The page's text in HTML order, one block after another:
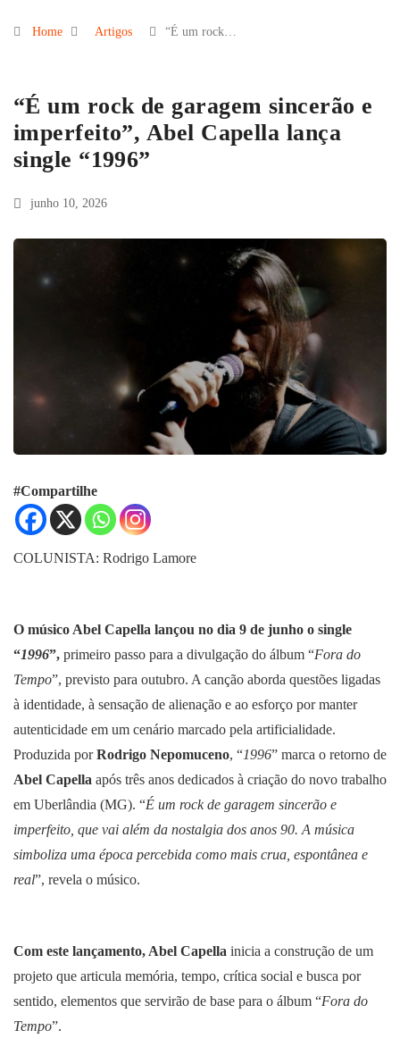
Home Artigos “É um rock…
“É um rock de garagem sincerão e
imperfeito”, Abel Capella lança
single “1996”
junho 10, 2026
#Compartilhe
COLUNISTA: Rodrigo Lamore
O músico Abel Capella lançou no dia 9 de junho o single
“1996”, primeiro passo para a divulgação do álbum “Fora do
Tempo”, previsto para outubro. A canção aborda questões ligadas
à identidade, à sensação de alienação e ao esforço por manter
autenticidade em um cenário marcado pela artificialidade.
Produzida porRodrigo Nepomuceno, “1996” marca o retorno de
Abel Capella após três anos dedicados à criação do novo trabalho
em Uberlândia (MG). “É um rock de garagem sincerão e
imperfeito, que vai além da nostalgia dos anos 90. A música
simboliza uma época percebida como mais crua, espontânea e
real”, revela o músico.
Com este lançamento, Abel Capella inicia a construção de um
projeto que articula memória, tempo, crítica social e busca por
sentido, elementos que servirão de base para o álbum “Fora do
Tempo”.